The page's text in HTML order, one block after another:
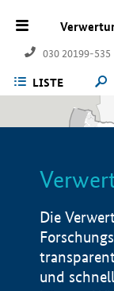
030 20199-535
LISTE
Die
und